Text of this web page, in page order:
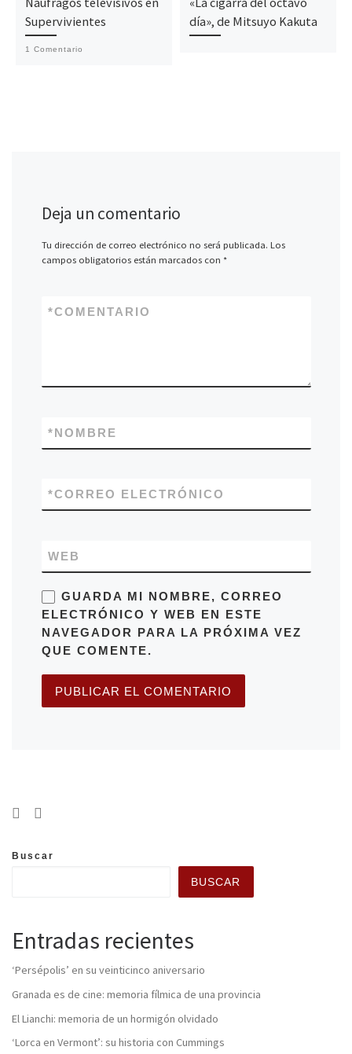
Supervivientes
1 Comentario
día», de Mitsuyo Kakuta
Deja un comentario
Tu dirección de correo electrónico no será publicada. Los
campos obligatorios están marcados con *
COMENTARIO
*
NOMBRE
*
CORREO ELECTRÓNICO
*
WEB
GUARDA MI NOMBRE, CORREO
ELECTRÓNICO Y WEB EN ESTE
NAVEGADOR PARA LA PRÓXIMA VEZ
QUE COMENTE.
Buscar
BUSCAR
Entradas recientes
‘Persépolis’ en su veinticinco aniversario
Granada es de cine: memoria fílmica de una provincia
El Lianchi: memoria de un hormigón olvidado
‘Lorca en Vermont’: su historia con Cummings